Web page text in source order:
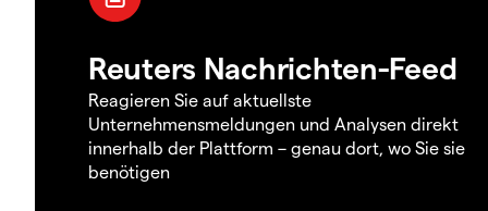
Reuters Nachrichten-Feed
Reagieren Sie auf aktuellste
Unternehmensmeldungen und Analysen direkt
innerhalb der Plattform – genau dort, wo Sie sie
benötigen